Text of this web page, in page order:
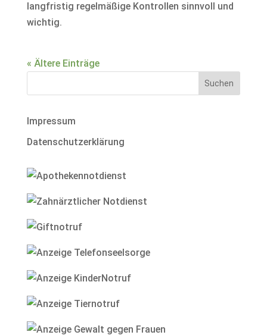
langfristig regelmäßige Kontrollen sinnvoll und
wichtig.
« Ältere Einträge
Impressum
Datenschutzerklärung